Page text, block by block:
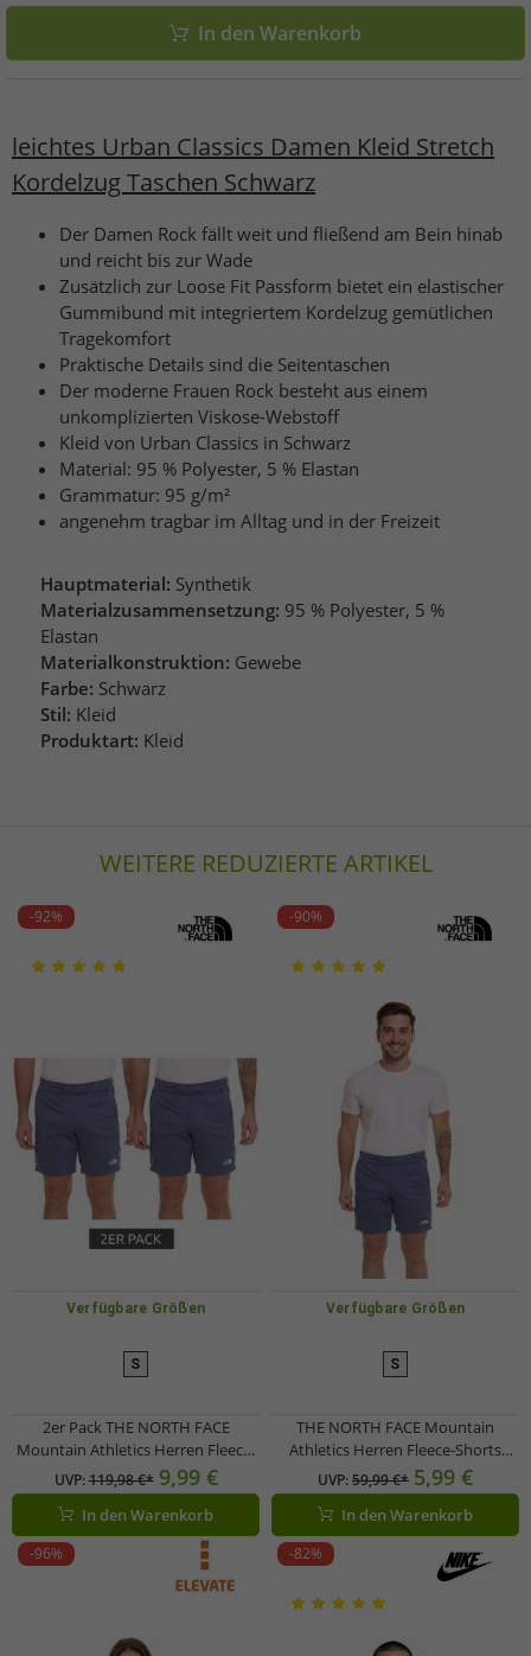
In den Warenkorb
leichtes Urban Classics Damen Kleid Stretch
Kordelzug Taschen Schwarz
Der Damen Rock fällt weit und fließend am Bein hinab
und reicht bis zur Wade
Zusätzlich zur Loose Fit Passform bietet ein elastischer
Gummibund mit integriertem Kordelzug gemütlichen
Tragekomfort
Praktische Details sind die Seitentaschen
Der moderne Frauen Rock besteht aus einem
unkomplizierten Viskose-Webstoff
Kleid von Urban Classics in Schwarz
Material: 95 % Polyester, 5 % Elastan
Grammatur: 95 g/m²
angenehm tragbar im Alltag und in der Freizeit
Hauptmaterial: Synthetik
Materialzusammensetzung: 95 % Polyester, 5 %
Elastan
Materialkonstruktion: Gewebe
Farbe: Schwarz
Stil: Kleid
Produktart: Kleid
WEITERE REDUZIERTE ARTIKEL
-92%
Verfügbare Größen
S
2er Pack THE NORTH FACE
Mountain Athletics Herren Fleece-
Shorts sportliche Sommer-Hose
mit Eingriffstaschen
NF0A82300EA1 Blau
UVP:119,98 €* 9,99 €
In den Warenkorb
-90%
Verfügbare Größen
S
THE NORTH FACE Mountain
Athletics Herren Fleece-Shorts
sportliche Sommer-Hose mit
Eingrifftaschen NF0A82300EA1
Blau
UVP:59,99 €* 5,99 €
In den Warenkorb
-96% -82%